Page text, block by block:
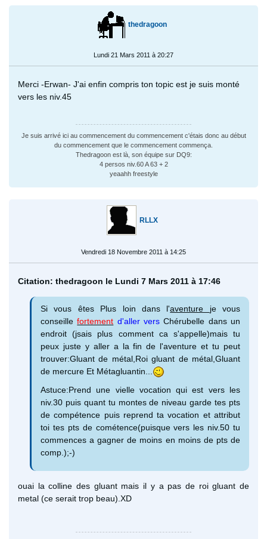
thedragoon
Lundi 21 Mars 2011 à 20:27
Merci -Erwan- J'ai enfin compris ton topic est je suis monté
vers les niv.45
Je suis arrivé ici au commencement du commencement c'étais donc au début
du commencement que le commencement commença.
Thedragoon est là, son équipe sur DQ9:
4 persos niv.60 A 63 + 2
yeaahh freestyle
RLLX
Vendredi 18 Novembre 2011 à 14:25
Citation: thedragoon le Lundi 7 Mars 2011 à 17:46
Si vous êtes Plus loin dans l'aventure je vous
conseillefortement d'aller vers Chérubelle dans un
endroit (jsais plus comment ca s'appelle)mais tu
peux juste y aller a la fin de l'aventure et tu peut
trouver:Gluant de métal,Roi gluant de métal,Gluant
de mercure Et Métagluantin...
Astuce:Prend une vielle vocation qui est vers les
niv.30 puis quant tu montes de niveau garde tes pts
de compétence puis reprend ta vocation et attribut
toi tes pts de cométence(puisque vers les niv.50 tu
commences a gagner de moins en moins de pts de
comp.);-)
ouai la colline des gluant mais il y a pas de roi gluant de
metal (ce serait trop beau).XD